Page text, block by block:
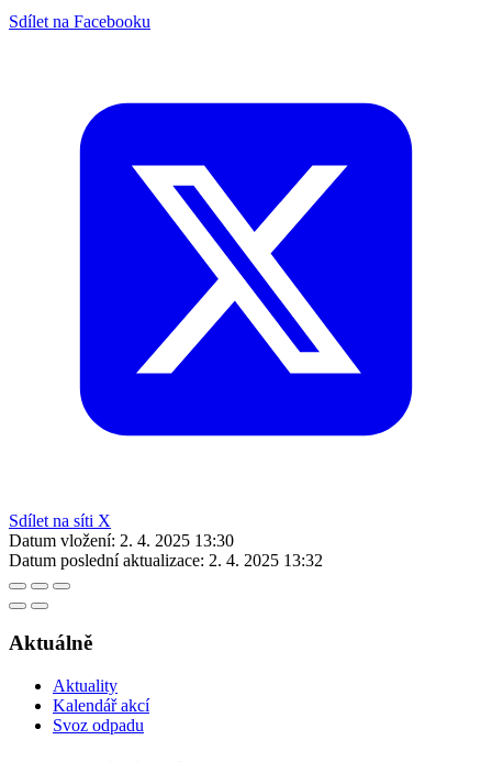
Sdílet na Facebooku
Sdílet na síti X
Datum vložení: 2. 4. 2025 13:30
Datum poslední aktualizace: 2. 4. 2025 13:32
Aktuálně
Aktuality
Kalendář akcí
Svoz odpadu